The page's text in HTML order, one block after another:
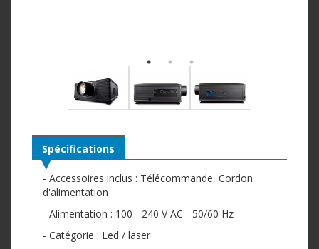
Spécifications
- Accessoires inclus : Télécommande, Cordon
d'alimentation
- Alimentation : 100 - 240 V AC - 50/60 Hz
- Catégorie : Led / laser